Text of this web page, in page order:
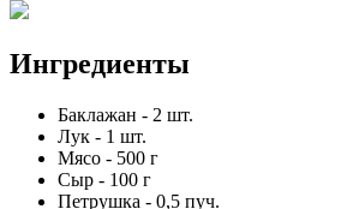
Ингредиенты
Баклажан - 2 шт.
Лук - 1 шт.
Мясо - 500 г
Сыр - 100 г
Петрушка - 0,5 пуч.